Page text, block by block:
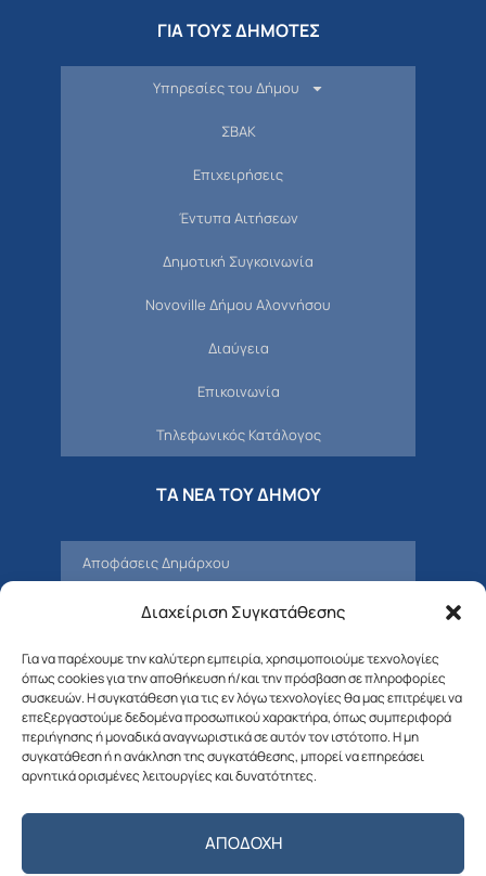
Διαχείριση Συγκατάθεσης
Για να παρέχουμε την καλύτερη εμπειρία, χρησιμοποιούμε τεχνολογίες
όπως cookies για την αποθήκευση ή/και την πρόσβαση σε πληροφορίες
συσκευών. Η συγκατάθεση για τις εν λόγω τεχνολογίες θα μας επιτρέψει να
επεξεργαστούμε δεδομένα προσωπικού χαρακτήρα, όπως συμπεριφορά
περιήγησης ή μοναδικά αναγνωριστικά σε αυτόν τον ιστότοπο. Η μη
συγκατάθεση ή η ανάκληση της συγκατάθεσης, μπορεί να επηρεάσει
αρνητικά ορισμένες λειτουργίες και δυνατότητες.
ΑΠΟΔΟΧΉ
ΓΙΑ ΤΟΥΣ ΔΗΜΟΤΕΣ
Υπηρεσίες του Δήμου
ΣΒΑΚ
Επιχειρήσεις
Έντυπα Αιτήσεων
Δημοτική Συγκοινωνία
Novoville Δήμου Αλοννήσου
Διαύγεια
Επικοινωνία
Τηλεφωνικός Κατάλογος
ΤΑ ΝΕΑ ΤΟΥ ΔΗΜΟΥ
Αποφάσεις Δημάρχου
Προσκλήσεις – Αποφάσεις Δημοτικού
Δελτία Τύπου – Νέα – Ανακοινώσεις
Δημοτική Επιτροπή
Διαβουλεύσεις